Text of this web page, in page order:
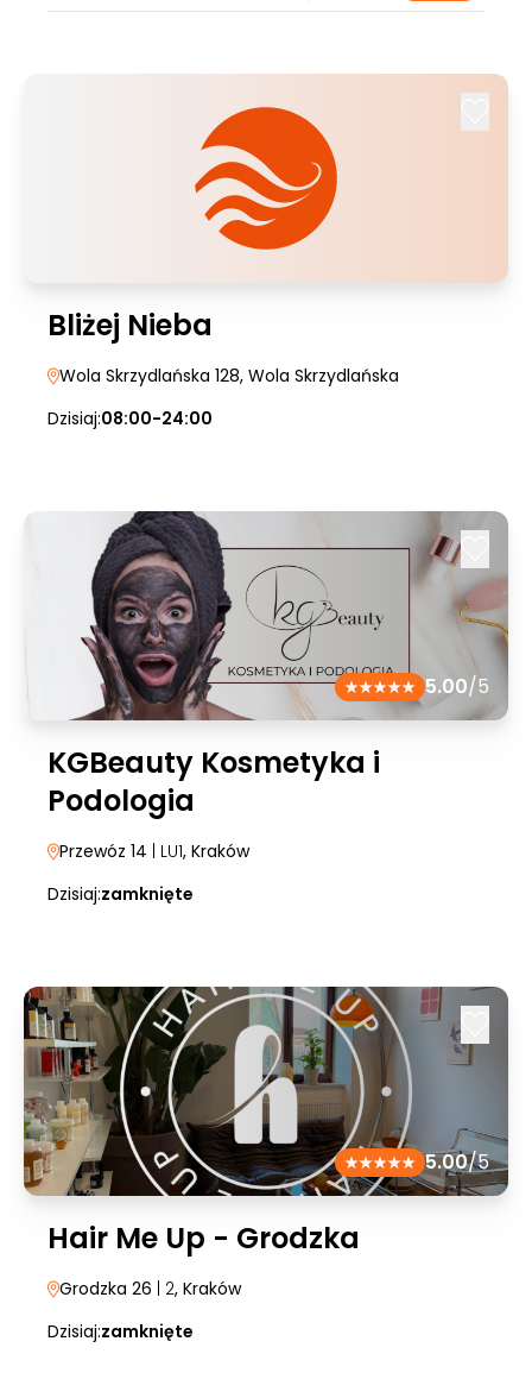
Bliżej Nieba
Wola Skrzydlańska 128, Wola Skrzydlańska
Dzisiaj:08:00-24:00
5.00/5
KGBeauty Kosmetyka i
Podologia
Przewóz 14 | LU1, Kraków
Dzisiaj:zamknięte
5.00/5
Hair Me Up - Grodzka
Grodzka 26 | 2, Kraków
Dzisiaj:zamknięte